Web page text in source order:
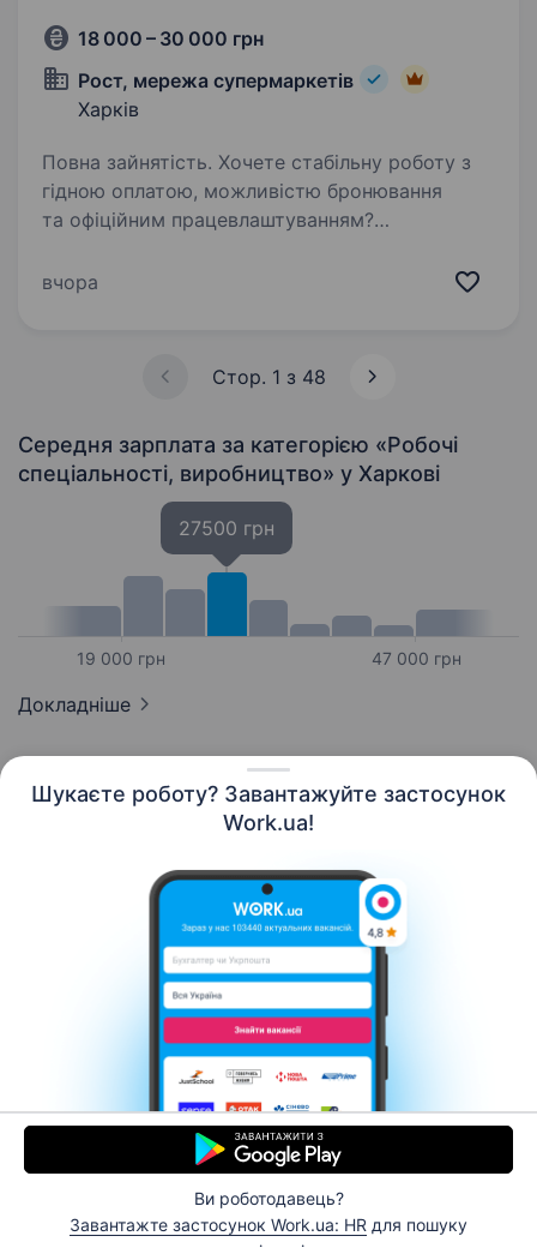
Шукаєте роботу? Завантажуйте застосунок
Work.ua!
Ви роботодавець?
Завантажте застосунок Work.ua: HR для пошуку
18 000 – 30 000 грн
Рост, мережа супермаркетів
Харків
Повна зайнятість. Хочете стабільну роботу з
гідною оплатою, можливістю бронювання
та офіційним працевлаштуванням?
комплектувальників на розподільчий центр.
вчора
Стор. 1 з 48
Середня зарплата за категорією «Робочі
спеціальності, виробництво» у Харкові
19 000 грн
27500 грн
47 000 грн
Докладніше
Контакти Про нас
Кар’єра
Допомога Умови використання
© 2006–2026 Work.ua. Сервіс пошуку роботи №1 в